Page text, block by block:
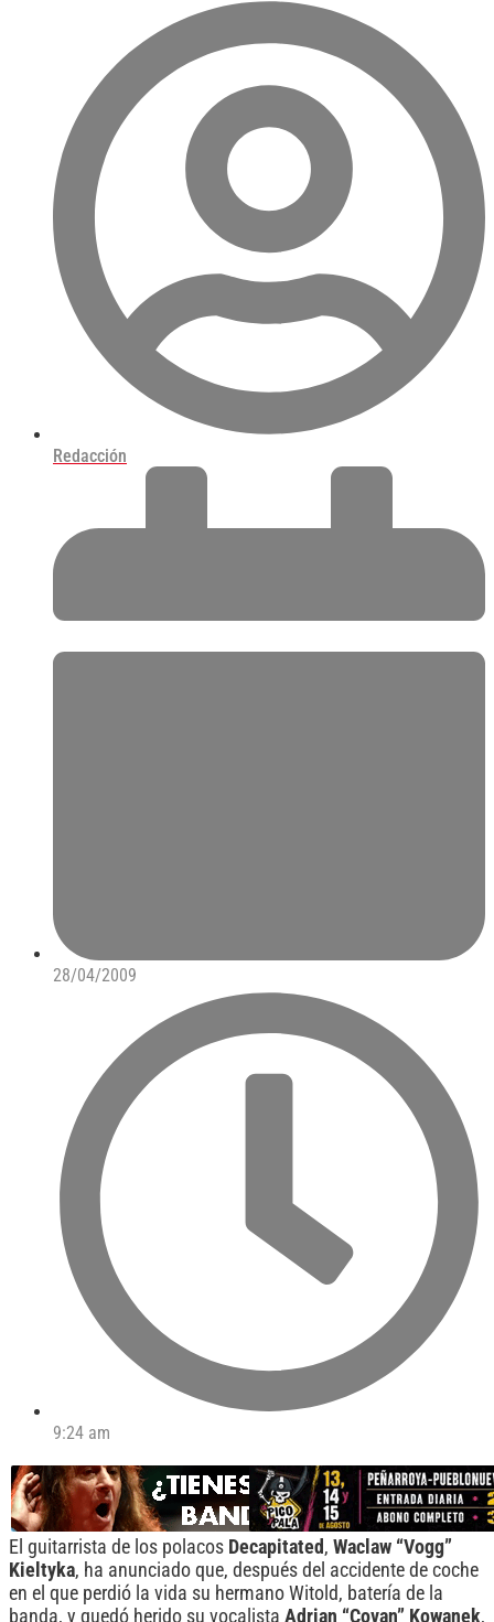
Redacción
28/04/2009
9:24 am
El guitarrista de los polacos Decapitated , Waclaw “Vogg”
Kieltyka, ha anunciado que, después del accidente de coche
en el que perdió la vida su hermano Witold, batería de la
banda, y quedó herido su vocalista Adrian “Covan” Kowanek,